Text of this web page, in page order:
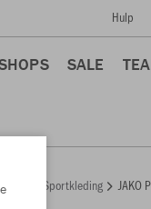
Hulp
SALE
Sportkleding JAKO